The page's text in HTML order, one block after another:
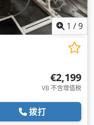
1 /9
€2,199
VB 不含增值税
拨打